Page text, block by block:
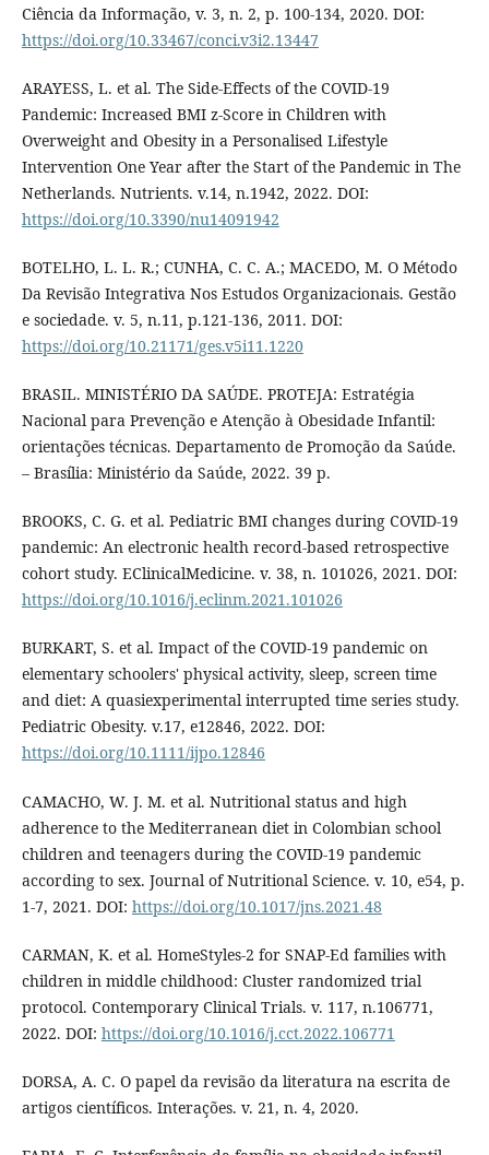
Ciência da Informação, v. 3, n. 2, p. 100-134, 2020. DOI:
https://doi.org/10.33467/conci.v3i2.13447
ARAYESS, L. et al. The Side-Effects of the COVID-19
Pandemic: Increased BMI z-Score in Children with
Overweight and Obesity in a Personalised Lifestyle
Intervention One Year after the Start of the Pandemic in The
Netherlands. Nutrients. v.14, n.1942, 2022. DOI:
https://doi.org/10.3390/nu14091942
BOTELHO, L. L. R.; CUNHA, C. C. A.; MACEDO, M. O Método
Da Revisão Integrativa Nos Estudos Organizacionais. Gestão
e sociedade. v. 5, n.11, p.121-136, 2011. DOI:
https://doi.org/10.21171/ges.v5i11.1220
BRASIL. MINISTÉRIO DA SAÚDE. PROTEJA: Estratégia
Nacional para Prevenção e Atenção à Obesidade Infantil:
orientações técnicas. Departamento de Promoção da Saúde.
– Brasília: Ministério da Saúde, 2022. 39 p.
BROOKS, C. G. et al. Pediatric BMI changes during COVID-19
pandemic: An electronic health record-based retrospective
cohort study. EClinicalMedicine. v. 38, n. 101026, 2021. DOI:
https://doi.org/10.1016/j.eclinm.2021.101026
BURKART, S. et al. Impact of the COVID-19 pandemic on
elementary schoolers' physical activity, sleep, screen time
and diet: A quasiexperimental interrupted time series study.
Pediatric Obesity. v.17, e12846, 2022. DOI:
https://doi.org/10.1111/ijpo.12846
CAMACHO, W. J. M. et al. Nutritional status and high
adherence to the Mediterranean diet in Colombian school
children and teenagers during the COVID-19 pandemic
according to sex. Journal of Nutritional Science. v. 10, e54, p.
1-7, 2021. DOI: https://doi.org/10.1017/jns.2021.48
CARMAN, K. et al. HomeStyles-2 for SNAP-Ed families with
children in middle childhood: Cluster randomized trial
protocol. Contemporary Clinical Trials. v. 117, n.106771,
2022. DOI: https://doi.org/10.1016/j.cct.2022.106771
DORSA, A. C. O papel da revisão da literatura na escrita de
artigos científicos. Interações. v. 21, n. 4, 2020.